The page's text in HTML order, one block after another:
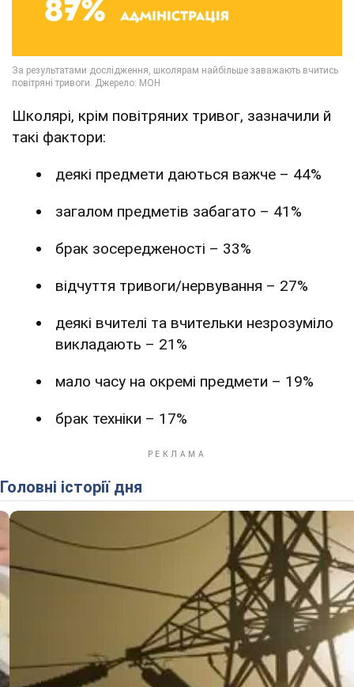
Школярі, крім повітряних тривог, зазначили й
такі фактори:
деякі предмети даються важче – 44%
загалом предметів забагато – 41%
брак зосередженості – 33%
відчуття тривоги/нервування – 27%
деякі вчителі та вчительки незрозуміло
викладають – 21%
мало часу на окремі предмети – 19%
брак техніки – 17%
Головні історії дня